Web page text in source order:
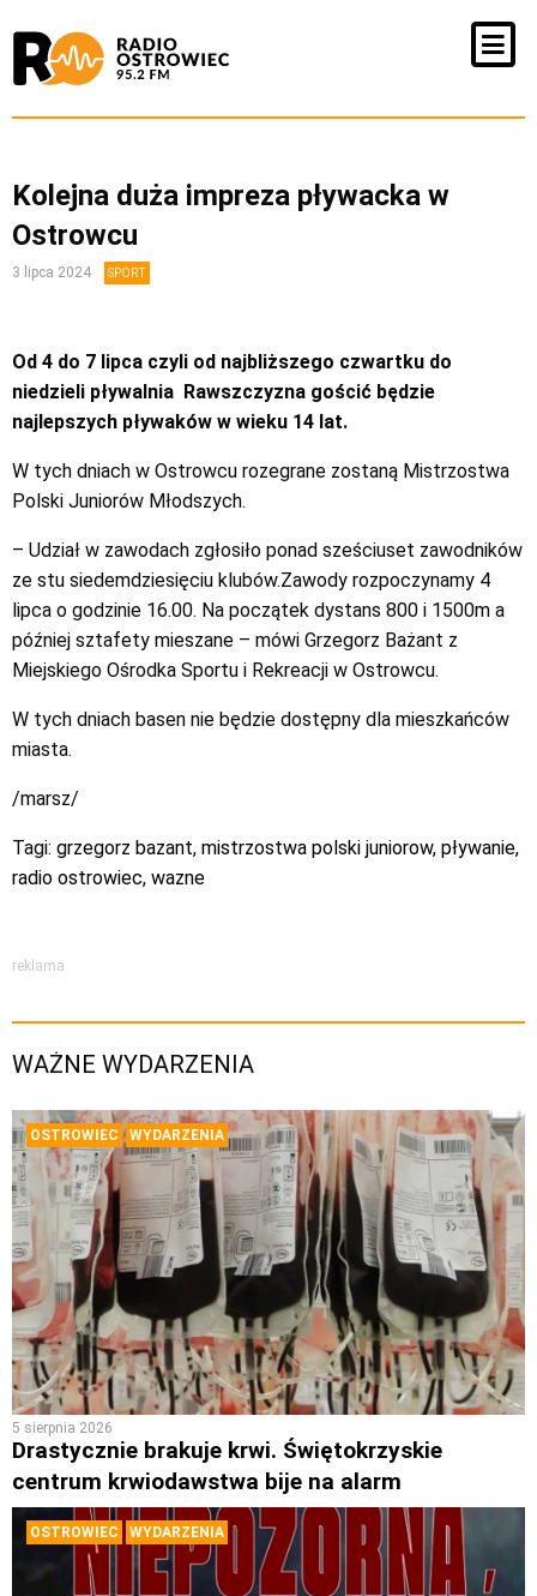
Kolejna duża impreza pływacka w
Ostrowcu
3 lipca 2024 SPORT
Od 4 do 7 lipca czyli od najbliższego czwartku do
niedzieli pływalnia Rawszczyzna gościć będzie
najlepszych pływaków w wieku 14 lat.
W tych dniach w Ostrowcu rozegrane zostaną Mistrzostwa
Polski Juniorów Młodszych.
– Udział w zawodach zgłosiło ponad sześciuset zawodników
ze stu siedemdziesięciu klubów.Zawody rozpoczynamy 4
lipca o godzinie 16.00. Na początek dystans 800 i 1500m a
później sztafety mieszane – mówi Grzegorz Bażant z
Miejskiego Ośrodka Sportu i Rekreacji w Ostrowcu.
W tych dniach basen nie będzie dostępny dla mieszkańców
miasta.
/marsz/
Tagi: grzegorz bazant, mistrzostwa polski juniorow, pływanie,
radio ostrowiec, wazne
reklama
WAŻNE WYDARZENIA
OSTROWIEC WYDARZENIA
5 sierpnia 2026
Drastycznie brakuje krwi. Świętokrzyskie
centrum krwiodawstwa bije na alarm
OSTROWIEC WYDARZENIA